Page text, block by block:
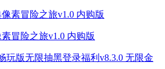
冒险之旅v1.0 内购版